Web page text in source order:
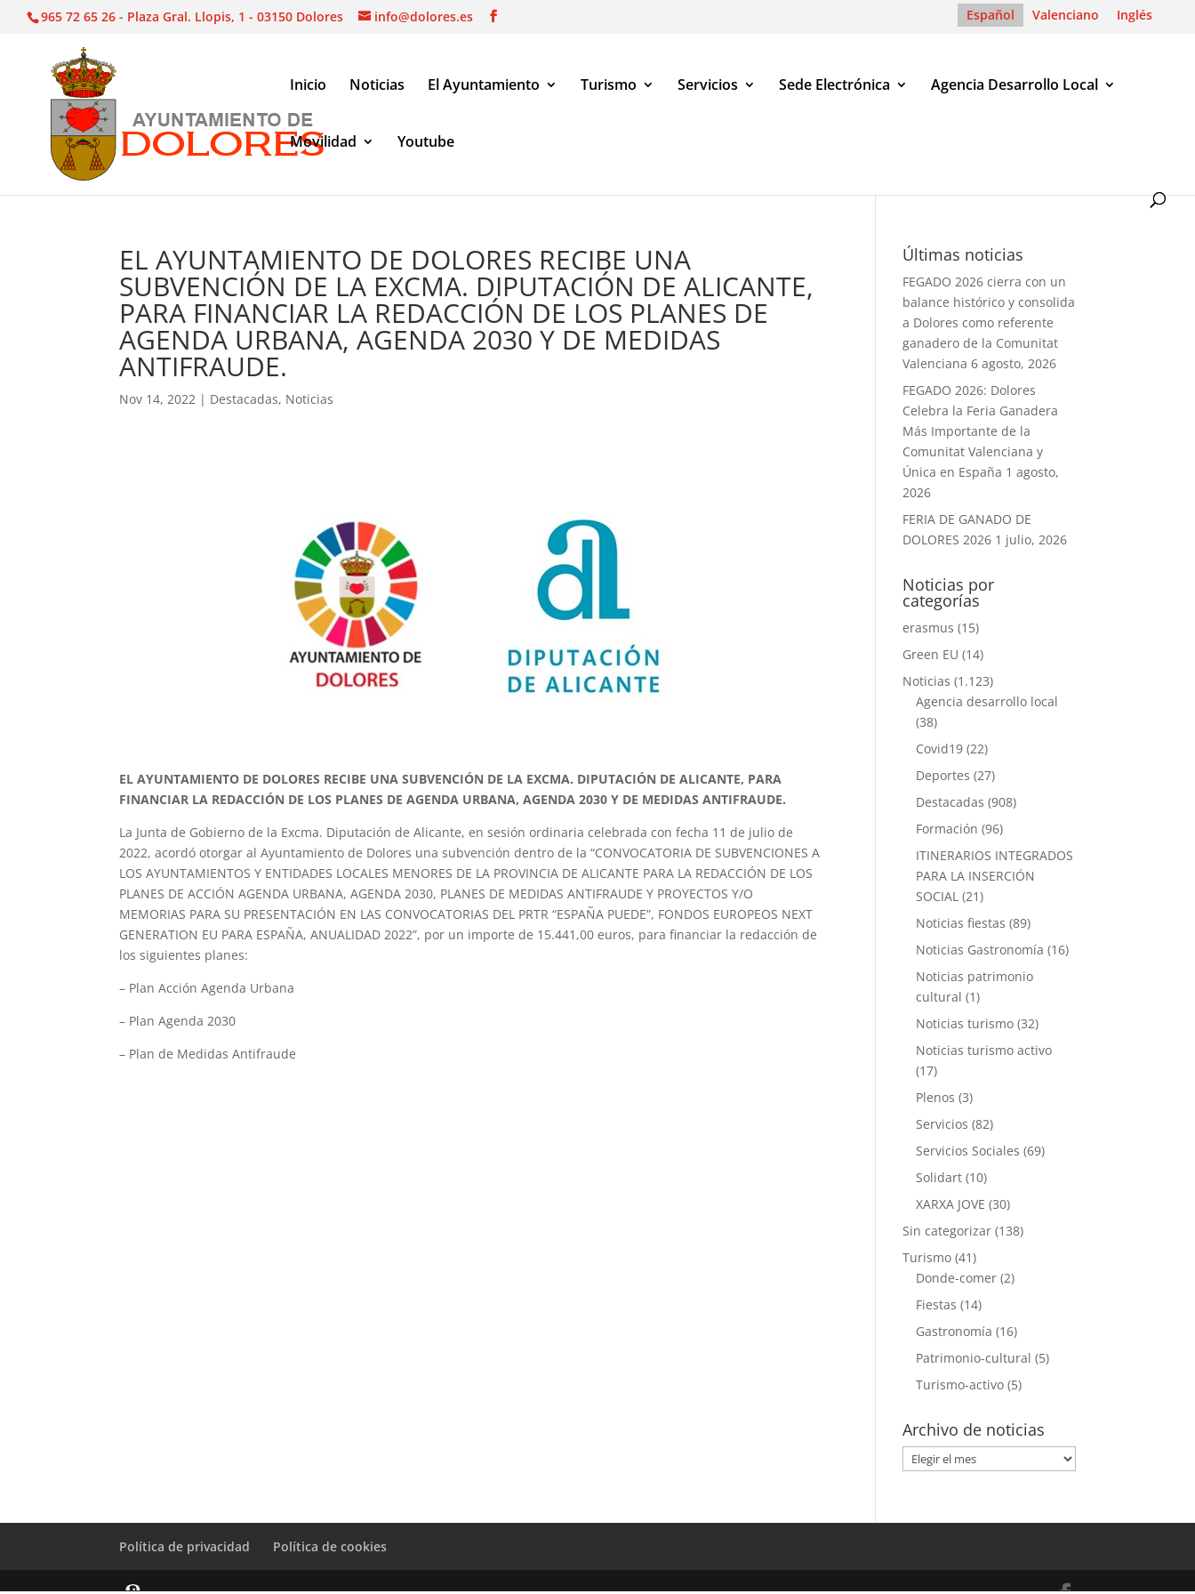
965 72 65 26 - Plaza Gral. Llopis, 1 - 03150 Dolores info@dolores.es Español Valenciano Inglés
Inicio Noticias El Ayuntamiento Turismo Servicios Sede Electrónica Agencia Desarrollo Local
Movilidad Youtube
EL AYUNTAMIENTO DE DOLORES RECIBE UNA
SUBVENCIÓN DE LA EXCMA. DIPUTACIÓN DE ALICANTE,
PARA FINANCIAR LA REDACCIÓN DE LOS PLANES DE
AGENDA URBANA, AGENDA 2030 Y DE MEDIDAS
ANTIFRAUDE.
Nov 14, 2022 | Destacadas, Noticias
EL AYUNTAMIENTO DE DOLORES RECIBE UNA SUBVENCIÓN DE LA EXCMA. DIPUTACIÓN DE ALICANTE, PARA
FINANCIAR LA REDACCIÓN DE LOS PLANES DE AGENDA URBANA, AGENDA 2030 Y DE MEDIDAS ANTIFRAUDE.
La Junta de Gobierno de la Excma. Diputación de Alicante, en sesión ordinaria celebrada con fecha 11 de julio de
2022, acordó otorgar al Ayuntamiento de Dolores una subvención dentro de la “CONVOCATORIA DE SUBVENCIONES A
LOS AYUNTAMIENTOS Y ENTIDADES LOCALES MENORES DE LA PROVINCIA DE ALICANTE PARA LA REDACCIÓN DE LOS
PLANES DE ACCIÓN AGENDA URBANA, AGENDA 2030, PLANES DE MEDIDAS ANTIFRAUDE Y PROYECTOS Y/O
MEMORIAS PARA SU PRESENTACIÓN EN LAS CONVOCATORIAS DEL PRTR “ESPAÑA PUEDE”, FONDOS EUROPEOS NEXT
GENERATION EU PARA ESPAÑA, ANUALIDAD 2022”, por un importe de 15.441,00 euros, para financiar la redacción de
los siguientes planes:
– Plan Acción Agenda Urbana
– Plan Agenda 2030
– Plan de Medidas Antifraude
Últimas noticias
FEGADO 2026 cierra con un
balance histórico y consolida
a Dolores como referente
ganadero de la Comunitat
Valenciana 6 agosto, 2026
FEGADO 2026: Dolores
Celebra la Feria Ganadera
Más Importante de la
Comunitat Valenciana y
Única en España 1 agosto,
2026
FERIA DE GANADO DE
DOLORES 2026 1 julio, 2026
Noticias por
categorías
erasmus (15)
Green EU (14)
Noticias (1.123)
Agencia desarrollo local
(38)
Covid19 (22)
Deportes (27)
Destacadas (908)
Formación (96)
ITINERARIOS INTEGRADOS
PARA LA INSERCIÓN
SOCIAL (21)
Noticias fiestas (89)
Noticias Gastronomía (16)
Noticias patrimonio
cultural (1)
Noticias turismo (32)
Noticias turismo activo
(17)
Plenos (3)
Servicios (82)
Servicios Sociales (69)
Solidart (10)
XARXA JOVE (30)
Sin categorizar (138)
Turismo (41)
Donde-comer (2)
Fiestas (14)
Gastronomía (16)
Patrimonio-cultural (5)
Turismo-activo (5)
Archivo de noticias
Archivo
de
Política de privacidad Política de cookies